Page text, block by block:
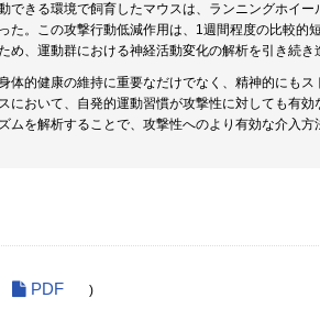
できる環境で飼育したマウスは、ランニングホイ
た。この攻撃行動低減作用は、1週間程度の比較
め、運動群における神経活動変化の解析を引き続き
体的健康の維持に重要なだけでなく、精神的にも
において、自発的運動習慣が攻撃性に対しても有
ムを解析することで、攻撃性へのより有効な介入
PDF )